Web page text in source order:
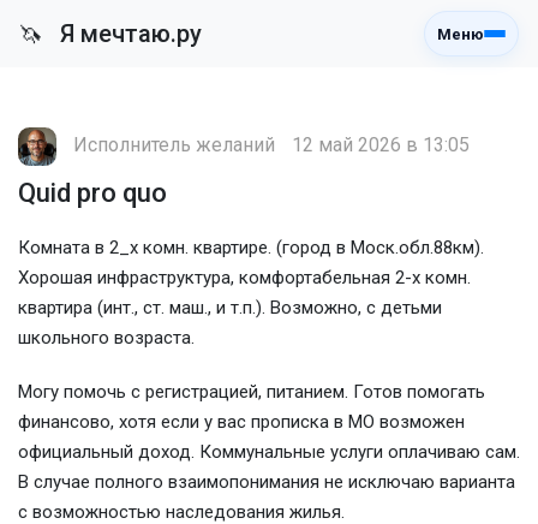
🦄 Я мечтаю.ру Меню
Исполнитель желаний 12 май 2026 в 13:05
Quid pro quo
Комната в 2_х комн. квартире. (город в Моск.обл.88км).
Хорошая инфраструктура, комфортабельная 2-х комн.
квартира (инт., ст. маш., и т.п.). Возможно, с детьми
школьного возраста.
Могу помочь с регистрацией, питанием. Готов помогать
финансово, хотя если у вас прописка в МО возможен
официальный доход. Коммунальные услуги оплачиваю сам.
В случае полного взаимопонимания не исключаю варианта
с возможностью наследования жилья.